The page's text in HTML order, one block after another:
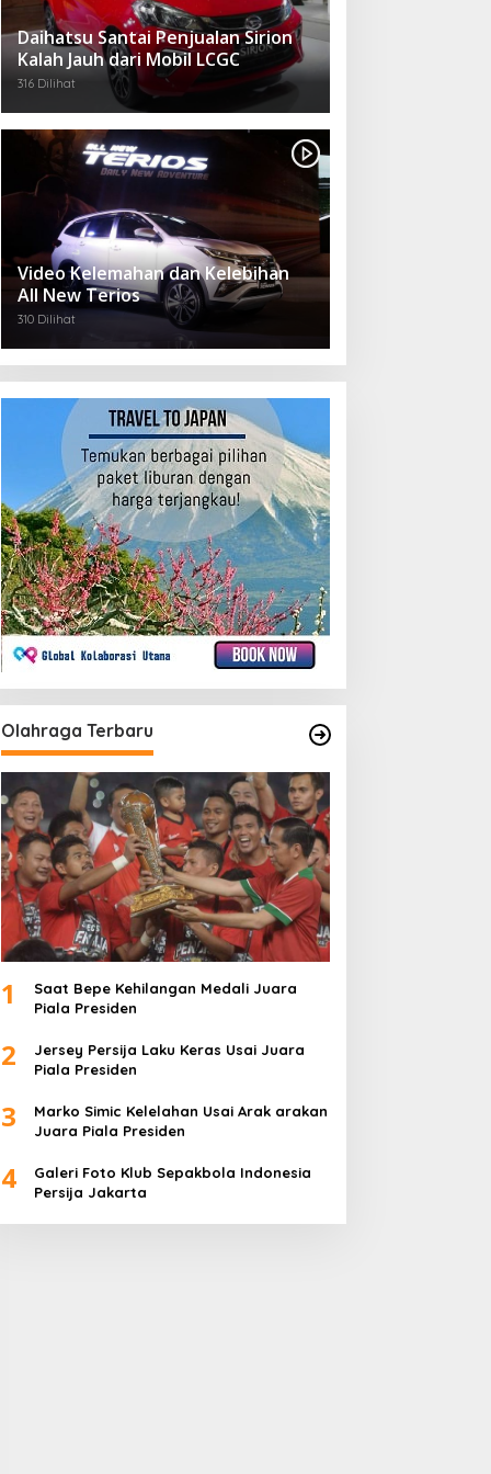
Daihatsu Santai Penjualan Sirion
Kalah Jauh dari Mobil LCGC
316 Dilihat
Video Kelemahan dan Kelebihan
All New Terios
310 Dilihat
Olahraga Terbaru
1
Saat Bepe Kehilangan Medali Juara
Piala Presiden
2
Jersey Persija Laku Keras Usai Juara
Piala Presiden
3
Marko Simic Kelelahan Usai Arak arakan
Juara Piala Presiden
4
Galeri Foto Klub Sepakbola Indonesia
Persija Jakarta